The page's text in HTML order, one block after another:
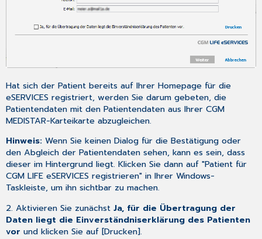
Hat sich der Patient bereits auf Ihrer Homepage für die
eSERVICES registriert, werden Sie darum gebeten, die
Patientendaten mit den Patientendaten aus Ihrer CGM
MEDISTAR-Karteikarte abzugleichen.
Hinweis:Wenn Sie keinen Dialog für die Bestätigung oder
den Abgleich der Patientendaten sehen, kann es sein, dass
dieser im Hintergrund liegt. Klicken Sie dann auf "Patient für
CGM LIFE eSERVICES registrieren" in Ihrer Windows-
Taskleiste, um ihn sichtbar zu machen.
2. Aktivieren Sie zunächstJa, für die Übertragung der
Daten liegt die Einverständniserklärung des Patienten
vor und klicken Sie auf [Drucken].